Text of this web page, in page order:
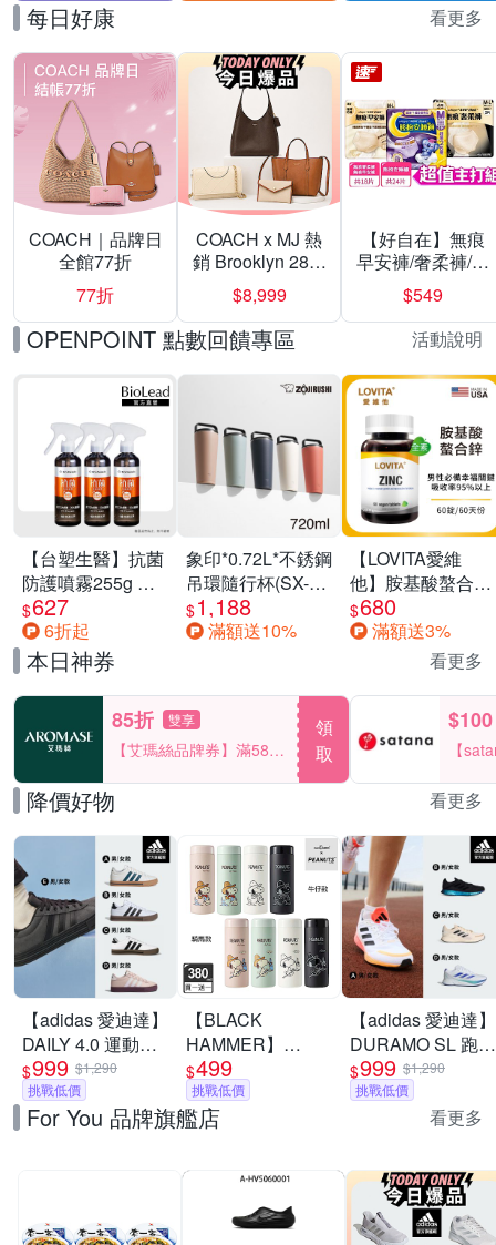
每日好康 看更多
COACH｜品牌日
全館77折
77折
COACH x MJ 熱
銷 Brooklyn 28／
兩用／斜背包均
一價-多款可選
$8,999
【好自在】無痕
早安褲/奢柔褲/熊
抱安睡褲 超值組
任選一組 -生理
褲/衛生棉褲(無痕
褲18片、安睡褲
24片)
$549
OPENPOINT 點數回饋專區 活動說明
【台塑生醫】抗菌
防護噴霧255g 三
入組
$627
6折起
象印*0.72L*不銹鋼
吊環隨行杯(SX-
LA72H)
$1,188
滿額送10%
【LOVITA愛維
他】胺基酸螯合鋅
x2瓶30mg素食錠
(鋅錠)
$680
滿額送3%
本日神券 看更多
85折 雙享
【艾瑪絲品牌券】滿580
領
取
$100
【
降價好物 看更多
【adidas 愛迪達】
DAILY 4.0 運動休
閒鞋 男鞋/女鞋 (多
款任選)
$999 $1,290
挑戰低價
【BLACK
HAMMER】
Snoopy316不鏽鋼
迷你保溫口袋杯
380ml(附茶隔/8款
身保溫杯)(買1送1)
$499
挑戰低價
【adidas 愛迪達】
DURAMO SL 跑鞋
運動鞋 慢跑鞋 男
鞋/女鞋 (多款任選)
$999 $1,290
挑戰低價
For You 品牌旗艦店 看更多